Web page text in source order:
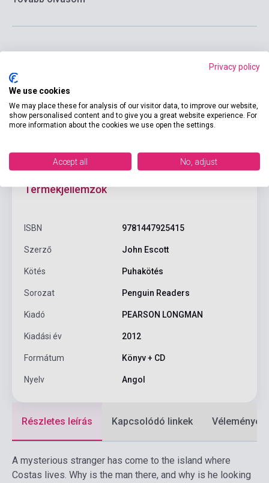
Kosárba
Termékjellemzők
ISBN 9781447925415
Szerző John Escott
Kötés Puhakötés
Sorozat Penguin Readers
Kiadó PEARSON LONGMAN
Kiadási év 2012
Formátum Könyv + CD
Nyelv Angol
Részletes leírás Kapcsolódó linkek Vélemények
A mysterious stranger has come to the island where
Costas lives. Why is the man there, and why is he looking
Privacy policy
We use cookies
We may place these for analysis of our visitor data, to improve our website,
show personalised content and to give you a great website experience. For
more information about the cookies we use open the settings.
Accept all No, adjust